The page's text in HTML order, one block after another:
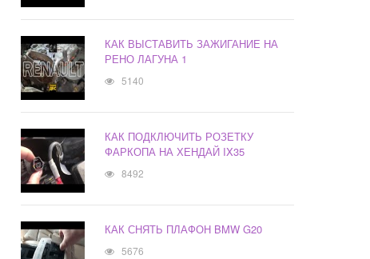
КАК ВЫСТАВИТЬ ЗАЖИГАНИЕ НА
РЕНО ЛАГУНА 1
5140
КАК ПОДКЛЮЧИТЬ РОЗЕТКУ
ФАРКОПА НА ХЕНДАЙ IX35
8492
КАК СНЯТЬ ПЛАФОН BMW G20
5676